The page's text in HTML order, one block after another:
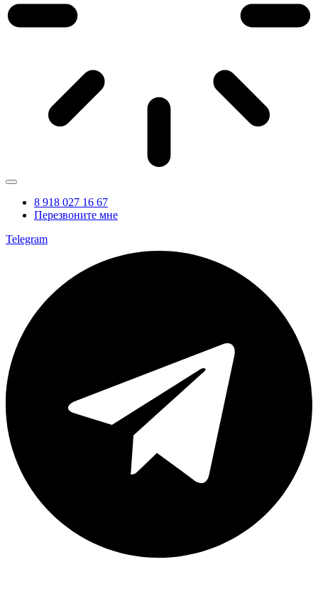
8 918 027 16 67
Перезвоните мне
Telegram